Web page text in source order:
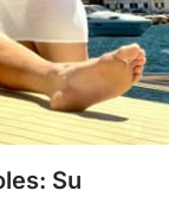
Su